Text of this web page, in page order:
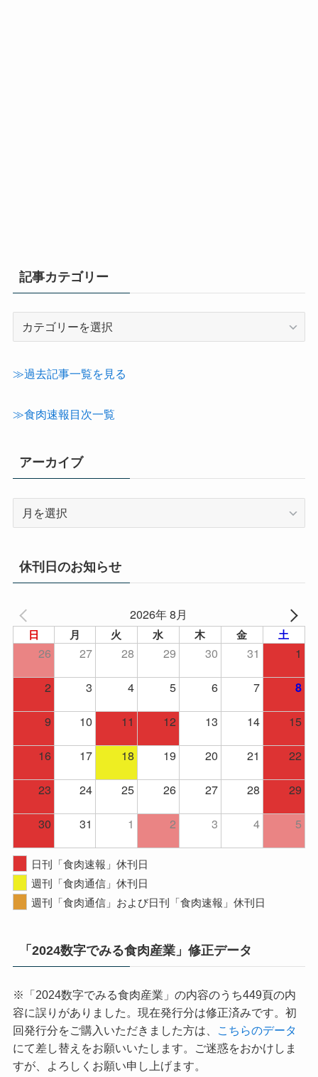
記事カテゴリー
テ
≫過去記事一覧を見る
≫食肉速報目次一覧
アーカイブ
イ
ブ
休刊日のお知らせ
2026年 8月
日 月 火 水 木 金 土
26 27 28 29 30 31
1
2
3 4 5 6 7 8
9 10 11 12 13 14
15
16
17 18 19 20 21
22
23
24 25 26 27 28
29
30
31 1 2 3 4 5
日刊「食肉速報」休刊日
週刊「食肉通信」休刊日
週刊「食肉通信」および日刊「食肉速報」休刊日
「2024数字でみる食肉産業」修正データ
※「2024数字でみる食肉産業」の内容のうち449頁の内
容に誤りがありました。現在発行分は修正済みです。初
回発行分をご購入いただきました方は、
こちらのデータ
にて差し替えをお願いいたします。ご迷惑をおかけしま
すが、よろしくお願い申し上げます。